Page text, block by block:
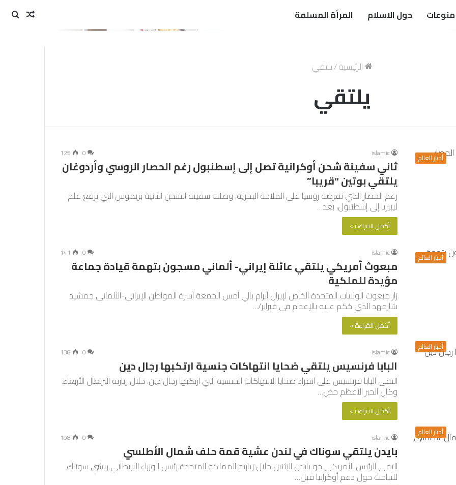
منوعات حول الاسلام المرأة المسلمة
مقال
الرئيسية/يلتقي
يلتقي
أخبار العالم islamic
0
125
ثاني سفينة شحن أوكرانية تصل إلى إسطنبول رغم الحصار الروسي وأردوغان
يلتقي بوتين “قريبا”
رغم الحصار الذي تفرضه روسيا على الملاحة البحرية، وصلت سفينة الشحن الثانية بريموس التي ترفع علم
ليبيريا إلى إسطنبول، بعد…
أكمل القراءة »
أخبار العالم islamic
0
141
مبعوث أمريكي يلتقي عائلة إيراني- ألماني مسجون بتهمة قيادة جماعة
مؤيدة للملكية
زار مبعوث الولايات المتحدة الخاص لإيران أبرام بالي أمس الجمعة أسرة المواطن الإيراني-الألماني جمشيد
شارمهد الذي حُكم عليه بالإعدام في فبراير/…
أكمل القراءة »
أخبار العالم islamic
0
138
البابا فرنسيس يلتقي ضحايا انتهاكات جنسية ارتكبها رجال دين
التقى البابا فرنسيس على انفراد ضحايا الانتهاكات الجنسية التي ارتكبها رجال دين، خلال زيارته البرتغال الأربعاء.
وكان الحبر الأعظم حض…
أكمل القراءة »
أخبار العالم islamic
0
198
بايدن يلتقي سوناك في لندن عشية قمة حلف شمال الأطلسي
التقى الرئيس الأمريكي جو بايدن الإثنين خلال زيارته المملكة المتحدة رئيس الوزراء البريطاني ريشي سوناك
للتباحث حول دعم أوكرانيا قبل…